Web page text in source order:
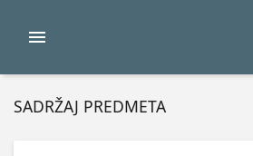
SADRŽAJ PREDMETA